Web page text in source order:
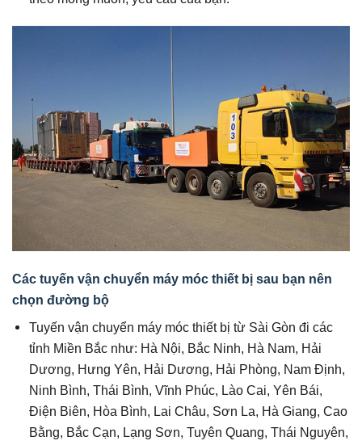
Các tuyến vận chuyển máy móc thiết bị sau bạn nên
chọn đường bộ
Tuyến vận chuyển máy móc thiết bị từ Sài Gòn đi các
tỉnh Miền Bắc như: Hà Nội, Bắc Ninh, Hà Nam, Hải
Dương, Hưng Yên, Hải Dương, Hải Phòng, Nam Định,
Ninh Bình, Thái Bình, Vĩnh Phúc, Lào Cai, Yên Bái,
Điện Biên, Hòa Bình, Lai Châu, Sơn La, Hà Giang, Cao
Bằng, Bắc Cạn, Lạng Sơn, Tuyên Quang, Thái Nguyên,